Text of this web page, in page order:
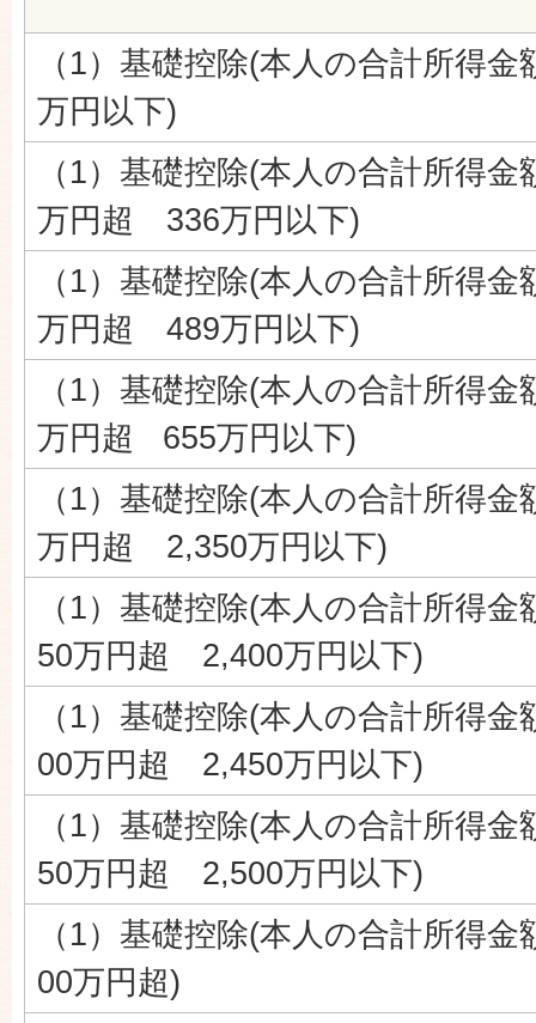
（1）基礎控除(本人の合計所得金
万円以下)
（1）基礎控除(本人の合計所得金
万円超 336万円以下)
（1）基礎控除(本人の合計所得金
万円超 489万円以下)
（1）基礎控除(本人の合計所得金
万円超 655万円以下)
（1）基礎控除(本人の合計所得金
万円超 2,350万円以下)
（1）基礎控除(本人の合計所得金
50万円超 2,400万円以下)
（1）基礎控除(本人の合計所得金
00万円超 2,450万円以下)
（1）基礎控除(本人の合計所得金
50万円超 2,500万円以下)
（1）基礎控除(本人の合計所得金
00万円超)